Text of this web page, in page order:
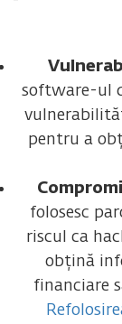
software-ul
pentru a
folosesc
riscul ca
obțină
financiare